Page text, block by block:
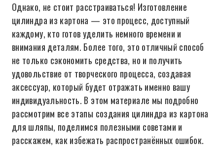
Однако, не стоит расстраиваться! Изготовление
цилиндра из картона — это процесс, доступный
каждому, кто готов уделить немного времени и
внимания деталям. Более того, это отличный способ
не только сэкономить средства, но и получить
удовольствие от творческого процесса, создавая
аксессуар, который будет отражать именно вашу
индивидуальность. В этом материале мы подробно
рассмотрим все этапы создания цилиндра из картона
для шляпы, поделимся полезными советами и
расскажем, как избежать распространённых ошибок.